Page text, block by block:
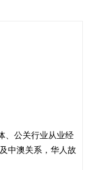
、公关行业从业经
中澳关系，华人故